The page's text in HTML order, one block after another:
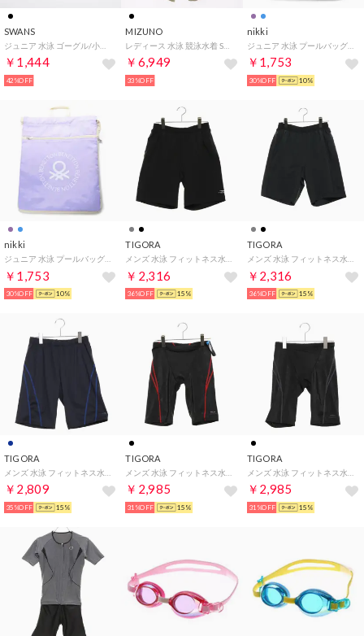
SWANS
￥1,444
42%OFF
MIZUNO
￥6,949
33%OFF
nikki
ジュニア 水泳 プールバッグ BENETTONファスナー付ナップサック 120535
￥1,753
30%OFF 10%
nikki
￥1,753
30%OFF 10%
TIGORA
￥2,316
36%OFF 15%
TIGORA
￥2,316
36%OFF 15%
TIGORA
￥2,809
35%OFF 15%
TIGORA
￥2,985
31%OFF 15%
TIGORA
￥2,985
31%OFF 15%